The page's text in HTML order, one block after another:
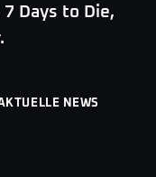
Days to Die,
NEWS